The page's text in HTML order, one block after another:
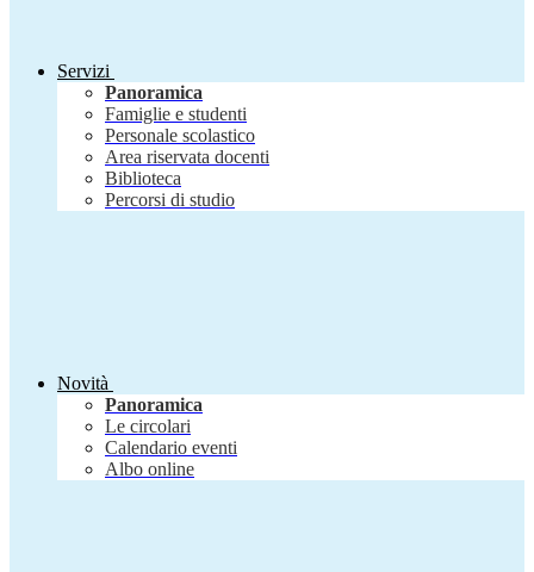
Servizi
Panoramica
Famiglie e studenti
Personale scolastico
Area riservata docenti
Biblioteca
Percorsi di studio
Novità
Panoramica
Le circolari
Calendario eventi
Albo online